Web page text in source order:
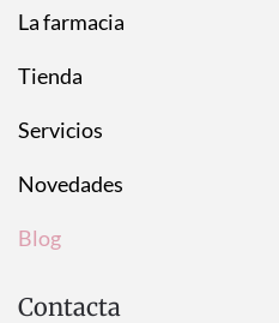
La farmacia
Tienda
Servicios
Novedades
Blog
Contacta